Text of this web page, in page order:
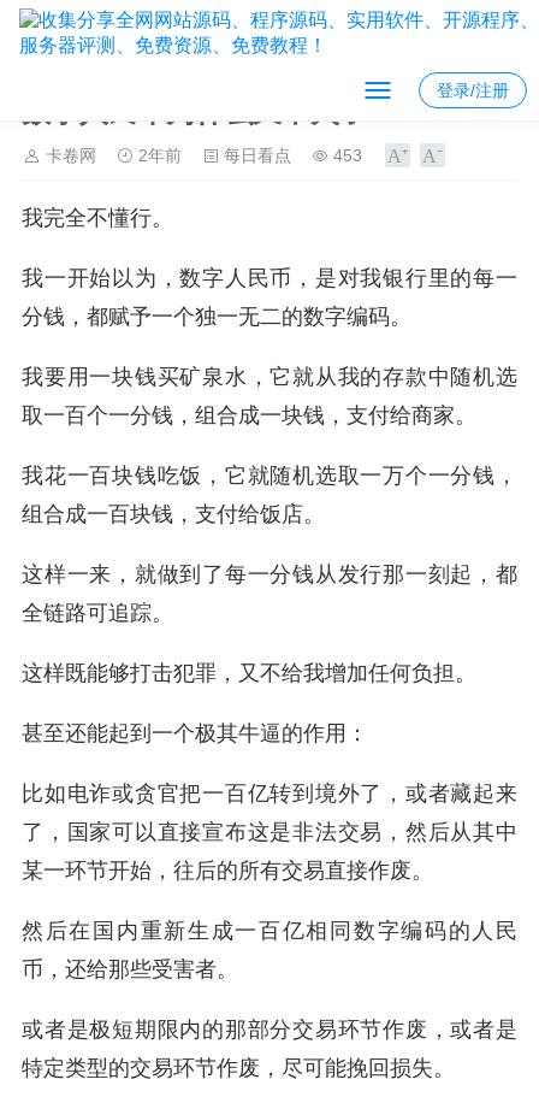
登录/注册
卡卷网 2年前 每日看点 453
我完全不懂行。
我一开始以为，数字人民币，是对我银行里的每一
分钱，都赋予一个独一无二的数字编码。
我要用一块钱买矿泉水，它就从我的存款中随机选
取一百个一分钱，组合成一块钱，支付给商家。
我花一百块钱吃饭，它就随机选取一万个一分钱，
组合成一百块钱，支付给饭店。
这样一来，就做到了每一分钱从发行那一刻起，都
全链路可追踪。
这样既能够打击犯罪，又不给我增加任何负担。
甚至还能起到一个极其牛逼的作用：
比如电诈或贪官把一百亿转到境外了，或者藏起来
了，国家可以直接宣布这是非法交易，然后从其中
某一环节开始，往后的所有交易直接作废。
然后在国内重新生成一百亿相同数字编码的人民
币，还给那些受害者。
或者是极短期限内的那部分交易环节作废，或者是
特定类型的交易环节作废，尽可能挽回损失。